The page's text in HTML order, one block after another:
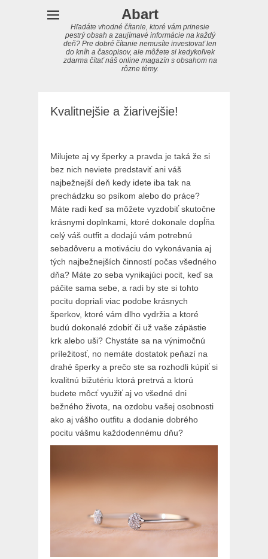
Abart
Hľadáte vhodné čítanie, ktoré vám prinesie
pestrý obsah a zaujímavé informácie na každý
deň? Pre dobré čítanie nemusíte investovať len
do kníh a časopisov, ale môžete si kedykoľvek
zdarma čítať náš online magazín s obsahom na
rôzne témy.
Kvalitnejšie a žiarivejšie!
Milujete aj vy šperky a pravda je taká že si
bez nich neviete predstaviť ani váš
najbežnejší deň kedy idete iba tak na
prechádzku so psíkom alebo do práce?
Máte radi keď sa môžete vyzdobiť skutočne
krásnymi doplnkami, ktoré dokonale dopĺňa
celý váš outfit a dodajú vám potrebnú
sebadôveru a motiváciu do vykonávania aj
tých najbežnejších činností počas všedného
dňa? Máte zo seba vynikajúci pocit, keď sa
páčite sama sebe, a radi by ste si tohto
pocitu dopriali viac podobe krásnych
šperkov, ktoré vám dlho vydržia a ktoré
budú dokonalé zdobiť či už vaše zápästie
krk alebo uši? Chystáte sa na výnimočnú
príležitosť, no nemáte dostatok peňazí na
drahé šperky a prečo ste sa rozhodli kúpiť si
kvalitnú bižutériu ktorá pretrvá a ktorú
budete môcť využiť aj vo všedné dni
bežného života, na ozdobu vašej osobnosti
ako aj vášho outfitu a dodanie dobrého
pocitu vášmu každodennému dňu?